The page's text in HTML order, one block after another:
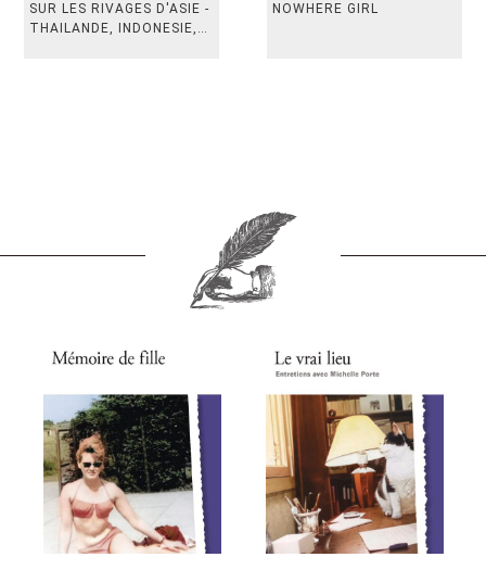
SUR LES RIVAGES D'ASIE -
THAILANDE, INDONESIE,
NOWHERE GIRL